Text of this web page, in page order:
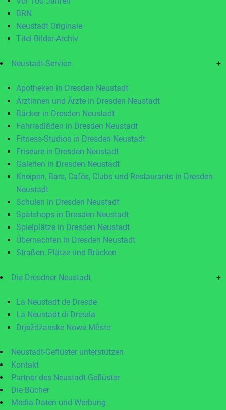
BRN
Neustadt Originale
Titel-Bilder-Archiv
Neustadt-Service +
Apotheken in Dresden Neustadt
Ärztinnen und Ärzte in Dresden Neustadt
Bäcker in Dresden Neustadt
Fahrradläden in Dresden Neustadt
Fitness-Studios in Dresden Neustadt
Friseure in Dresden Neustadt
Galerien in Dresden Neustadt
Kneipen, Bars, Cafés, Clubs und Restaurants in Dresden
Neustadt
Schulen in Dresden Neustadt
Spätshops in Dresden Neustadt
Spielplätze in Dresden Neustadt
Übernachten in Dresden Neustadt
Straßen, Plätze und Brücken
Die Dresdner Neustadt +
La Neustadt de Dresde
La Neustadt di Dresda
Drježdźanske Nowe Město
Neustadt-Geflüster unterstützen
Kontakt
Partner des Neustadt-Geflüster
Die Bücher
Media-Daten und Werbung